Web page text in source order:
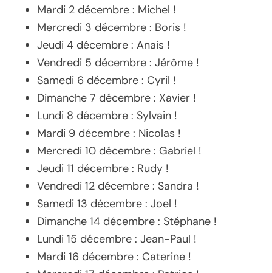
Mardi 2 décembre : Michel !
Mercredi 3 décembre : Boris !
Jeudi 4 décembre : Anais !
Vendredi 5 décembre : Jérôme !
Samedi 6 décembre : Cyril !
Dimanche 7 décembre : Xavier !
Lundi 8 décembre : Sylvain !
Mardi 9 décembre : Nicolas !
Mercredi 10 décembre : Gabriel !
Jeudi 11 décembre : Rudy !
Vendredi 12 décembre : Sandra !
Samedi 13 décembre : Joel !
Dimanche 14 décembre : Stéphane !
Lundi 15 décembre : Jean-Paul !
Mardi 16 décembre : Caterine !